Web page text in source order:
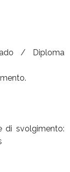
/ Diploma
di svolgimento: